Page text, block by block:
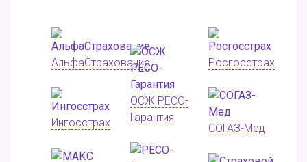
АльфаСтрахование
Ингосстрах
ОСЖ РЕСО-
Гарантия
Росгосстрах
СОГАЗ-Мед